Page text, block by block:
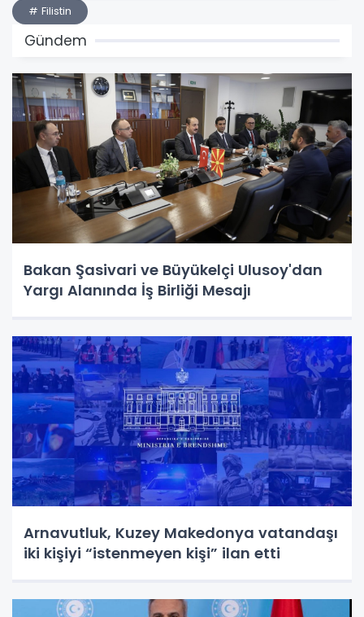
# Filistin
Gündem
Bakan Şasivari ve Büyükelçi Ulusoy'dan
Yargı Alanında İş Birliği Mesajı
Arnavutluk, Kuzey Makedonya vatandaşı
iki kişiyi “istenmeyen kişi” ilan etti